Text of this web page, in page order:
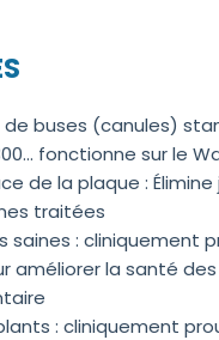
buses (canules)
fonctionne sur le
de la plaque : Élimine
traitées
saines : cliniquement
améliorer la santé
: cliniquement